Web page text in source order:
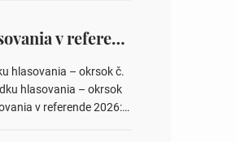
komisie a overovateľov
volebných obvodov pre
zastupiteľstiev,
zastupiteľstiev v
obecného
Výsledky hlasovania v referende 2026
hlasovania – okrsok č.
hlasovania – okrsok
v referende 2026: